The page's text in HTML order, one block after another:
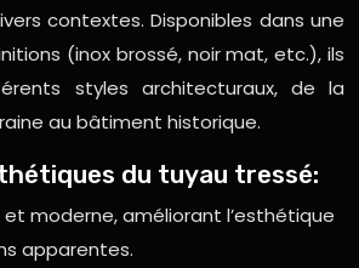
contextes. Disponibles dans une
(inox brossé, noir mat, etc.), ils
styles architecturaux, de la
au bâtiment historique.
du tuyau tressé:
moderne, améliorant l’esthétique
apparentes.